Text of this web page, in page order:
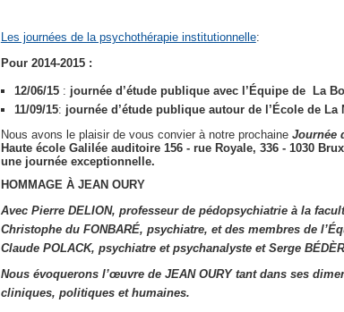
Les journées de la psychothérapie institutionnelle:
Pour 2014-2015 :
12/06/15: journée d’étude publique avec l’Équipe de La
11/09/15: journée d’étude publique autour de l’École de La
Nous avons le plaisir de vous convier à notre prochaine Journée
Haute école Galilée​ ​auditoire 156​ ​- rue Royale, 336 - 1030
une journée exceptionnelle.
HOMMAGE À JEAN OURY
Avec Pierre DELION, professeur de pédopsychiatrie à la
Christophe du FONBARÉ, psychiatre, et des membres de
Claude POLACK, psychiatre et psychanalyste et Serge
Nous évoquerons l’œuvre de JEAN OURY tant dans ses
cliniques, politiques et humaines.